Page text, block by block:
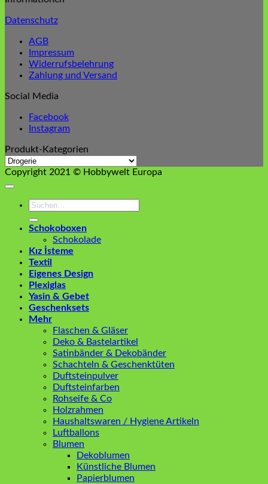
Datenschutz
AGB
Impressum
Widerrufsbelehrung
Zahlung und Versand
Social Media
Facebook
Instagram
Produkt-Kategorien
Copyright 2021 © Hobbywelt Europa
Suchen
Schokoboxen
Schokolade
Kız İsteme
Textil
Eigenes Design
Plexiglas
Yasin & Gebet
Geschenksets
Mehr
Flaschen & Gläser
Deko & Bastelartikel
Satinbänder & Dekobänder
Schachteln & Geschenktüten
Duftsteinpulver
Duftsteinfarben
Rohseife & Co
Holzrahmen
Haushaltswaren / Hygiene Artikeln
Luftballons
Blumen
Dekoblumen
Künstliche Blumen
Papierblumen